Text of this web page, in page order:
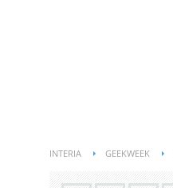
INTERIA GEEKWEEK